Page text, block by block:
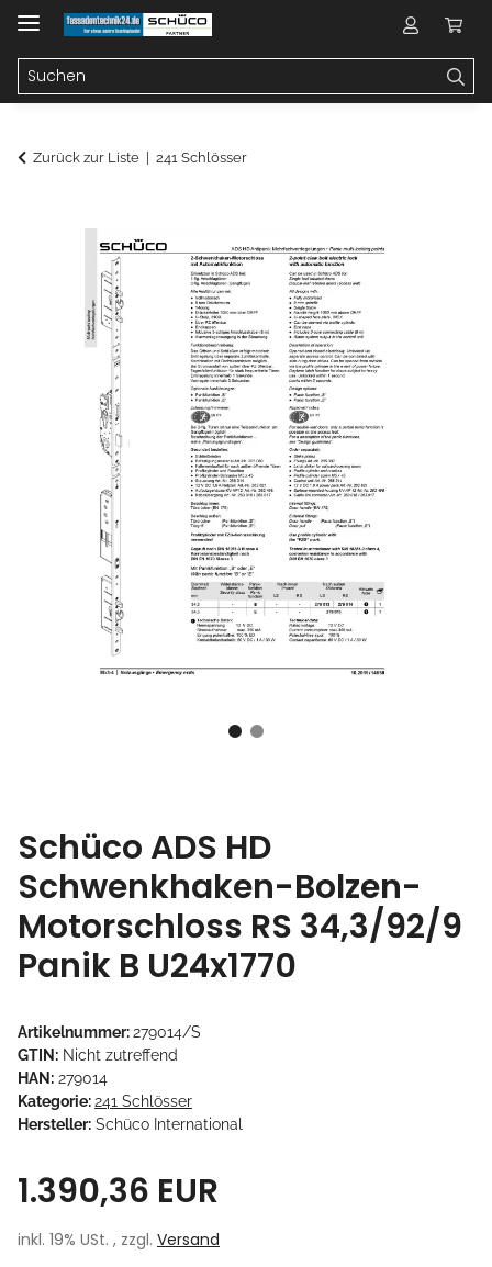
Zurück zur Liste 241 Schlösser
Schüco ADS HD
Schwenkhaken-Bolzen-
Motorschloss RS 34,3/92/9
Panik B U24x1770
Artikelnummer:279014/S
GTIN: Nicht zutreffend
HAN: 279014
Kategorie:241 Schlösser
Hersteller: Schüco International
1.390,36 EUR
inkl. 19% USt. , zzgl. Versand